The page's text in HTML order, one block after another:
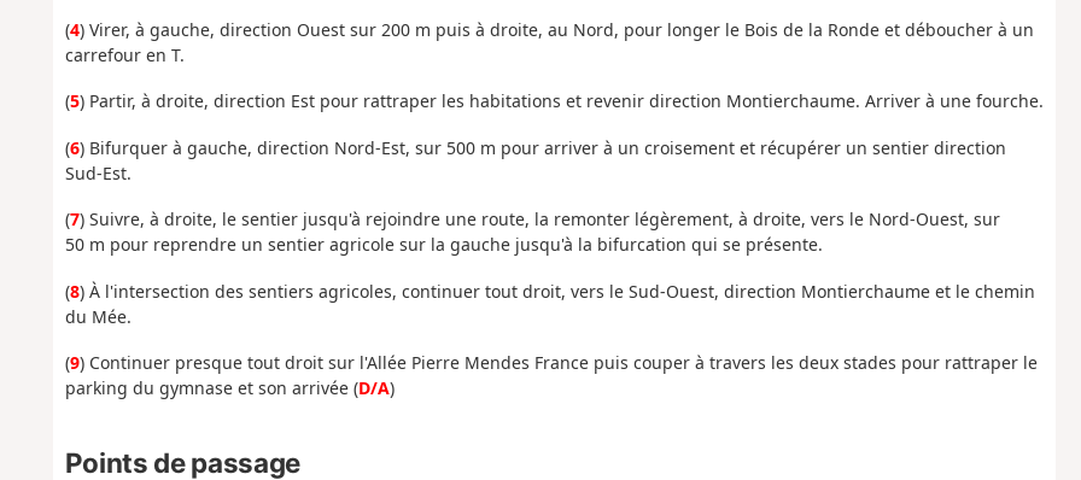
(4) Virer, à gauche, direction Ouest sur 200 m puis à droite, au Nord, pour longer le Bois de la Ronde et déboucher à un
carrefour en T.
(5) Partir, à droite, direction Est pour rattraper les habitations et revenir direction Montierchaume. Arriver à une fourche.
(6) Bifurquer à gauche, direction Nord-Est, sur 500 m pour arriver à un croisement et récupérer un sentier direction
Sud-Est.
(7) Suivre, à droite, le sentier jusqu'à rejoindre une route, la remonter légèrement, à droite, vers le Nord-Ouest, sur
50 m pour reprendre un sentier agricole sur la gauche jusqu'à la bifurcation qui se présente.
(8) À l'intersection des sentiers agricoles, continuer tout droit, vers le Sud-Ouest, direction Montierchaume et le chemin
du Mée.
(9) Continuer presque tout droit sur l'Allée Pierre Mendes France puis couper à travers les deux stades pour rattraper le
parking du gymnase et son arrivée (D/A)
Points de passage